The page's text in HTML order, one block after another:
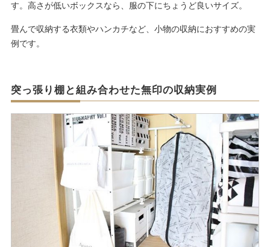
す。高さが低いボックスなら、服の下にちょうど良いサイズ。
畳んで収納する衣類やハンカチなど、小物の収納におすすめの実
例です。
突っ張り棚と組み合わせた無印の収納実例